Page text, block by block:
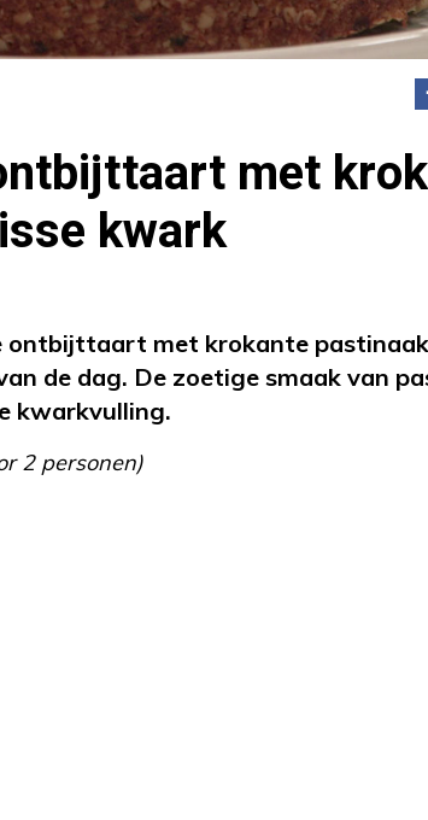
met
kwark
ontbijttaart met krokante
de dag. De zoetige smaak van
kwarkvulling.
2 personen)